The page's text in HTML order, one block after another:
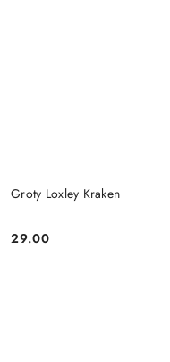
Groty Loxley Kraken
Cena:
29.00